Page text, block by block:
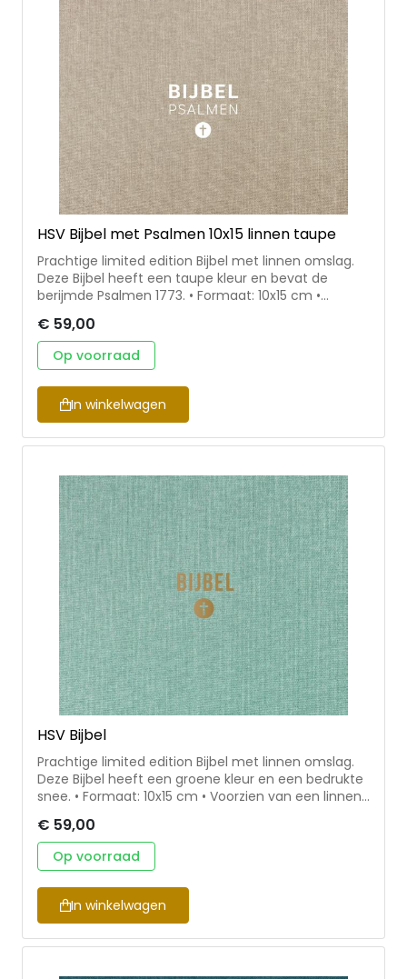
HSV Bijbel met Psalmen 10x15 linnen taupe
Prachtige limited edition Bijbel met linnen omslag.
Deze Bijbel heeft een taupe kleur en bevat de
berijmde Psalmen 1773. • Formaat: 10x15 cm •
verschillende kleuren • Inclusief leeslint & een koker
ter bescherming • Herziene Statenvertaling
€ 59,00
Op voorraad
In winkelwagen
HSV Bijbel
Prachtige limited edition Bijbel met linnen omslag.
Deze Bijbel heeft een groene kleur en een bedrukte
snee. • Formaat: 10x15 cm • Voorzien van een linnen
Inclusief leeslint & een koker ter bescherming •
Herziene Statenvertaling
€ 59,00
Op voorraad
In winkelwagen